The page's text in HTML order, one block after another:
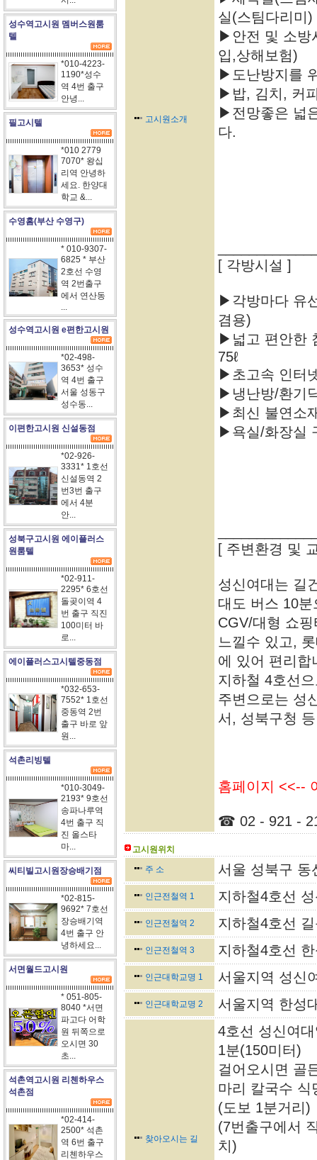
성수역고시원 멤버스원룸
텔
*010-4223-
1190*성수
역 4번 출구
안녕...
필고시텔
*010 2779
7070* 왕십
리역 안녕하
세요. 한양대
학교 &...
수영홈(부산 수영구)
* 010-9307-
6825 * 부산
2호선 수영
역 2번출구
에서 연산동
...
성수역고시원 e편한고시원
*02-498-
3653* 성수
역 4번 출구
서울 성동구
성수동...
이편한고시원 신설동점
*02-926-
3331* 1호선
신설동역 2
번3번 출구
에서 4분
안...
성북구고시원 에이플러스
원룸텔
*02-911-
2295* 6호선
돌곶이역 4
번 출구 직진
100미터 바
로...
에이플러스고시텔중동점
*032-653-
7552* 1호선
중동역 2번
출구 바로 앞
원...
석촌리빙텔
*010-3049-
2193* 9호선
송파나루역
4번 출구 직
진 올스타
마...
씨티빌고시원장승배기점
*02-815-
9692* 7호선
장승배기역
4번 출구 안
녕하세요...
서면월드고시원
* 051-805-
8040 *서면
파고다 어학
원 뒤쪽으로
오시면 30
초...
석촌역고시원 리첸하우스
석촌점
*02-414-
2500* 석촌
역 6번 출구
리첸하우스
고시원소개
실(스팀다리미)
▶안전 및 소방
입,상해보험)
▶도난방지를
▶밥, 김치, 커
▶전망좋은 넓
다.
[ 각방시설 ]
▶각방마다 유
겸용)
▶넓고 편안한
75ℓ
▶초고속 인터
▶냉난방/환기
▶최신 불연소
▶욕실/화장실
[ 주변환경 및
성신여대는 길
대도 버스 10
CGV/대형 쇼
느낄수 있고,
에 있어 편리합
지하철 4호선
주변으로는 성
서, 성북구청
홈페이지 <<--
☎ 02 - 921 -
고시원위치
주 소
서울 성북구 동
인근전철역 1 지하철4호선
인근전철역 2 지하철4호선
인근전철역 3 지하철4호선
인근대학교명 1 서울지역 성신
인근대학교명 2 서울지역 한성
찾아오시는 길
4호선 성신여
1분(150미터)
걸어오시면 골
마리 칼국수 식
(도보 1분거리)
(7번출구에서
치)